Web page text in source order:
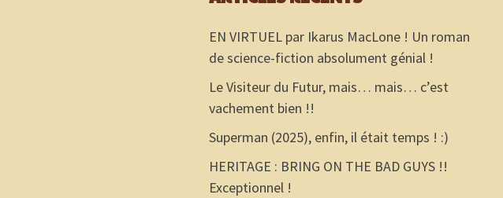
EN VIRTUEL par Ikarus MacLone ! Un roman
de science-fiction absolument génial !
Le Visiteur du Futur, mais… mais… c’est
vachement bien !!
Superman (2025), enfin, il était temps ! :)
HERITAGE : BRING ON THE BAD GUYS !!
Exceptionnel !